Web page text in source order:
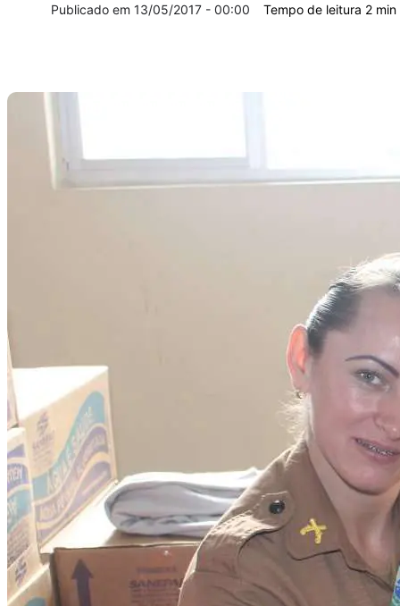
13/05/2017 - 00:00